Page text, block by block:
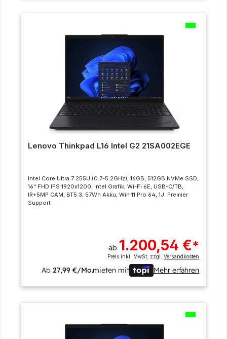
Lenovo Thinkpad L16 Intel G2 21SA002EGE
Intel Core Ultra 7 255U (0.7-5.2GHz), 16GB, 512GB NVMe SSD,
16" FHD IPS 1920x1200, Intel Grafik, Wi-Fi 6E, USB-C/TB,
IR+5MP CAM, BT5.3, 57Wh Akku, Win 11 Pro 64, 1J. Premier
Support
ab 1.200,54 €*
Preis inkl. MwSt. zzgl.Versandkosten
Ab27,99 €/Mo.mieten mit Mehr erfahren